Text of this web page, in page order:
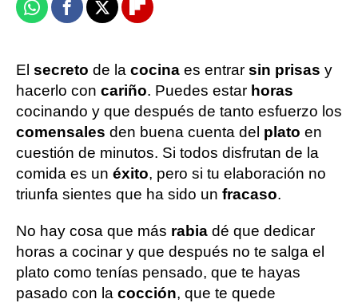
WhatsappFacebook
X Flipboard
El secreto de la cocina es entrar sin prisas y
hacerlo con cariño. Puedes estar horas
cocinando y que después de tanto esfuerzo los
comensales den buena cuenta del plato en
cuestión de minutos. Si todos disfrutan de la
comida es un éxito, pero si tu elaboración no
triunfa sientes que ha sido un fracaso.
No hay cosa que más rabia dé que dedicar
horas a cocinar y que después no te salga el
plato como tenías pensado, que te hayas
pasado con la cocción, que te quede